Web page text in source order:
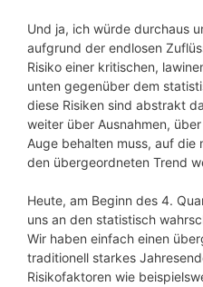
Und ja, ich würde durchaus
aufgrund der endlosen
Risiko einer kritischen,
unten gegenüber dem
diese Risiken sind abstrakt
weiter über Ausnahmen,
Auge behalten muss, auf
den übergeordneten Trend
Heute, am Beginn des 4.
uns an den statistisch
Wir haben einfach einen
traditionell starkes
Risikofaktoren wie